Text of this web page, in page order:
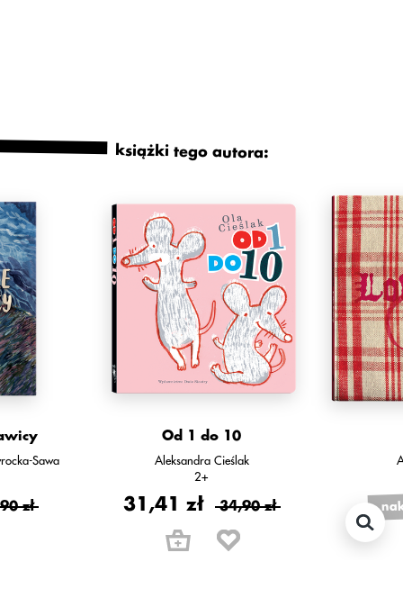
książki tego autora:
Sawa
zł
Od 1 do 10
Aleksandra Cieślak
2+
31,41 zł 34,90 zł